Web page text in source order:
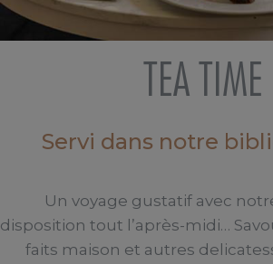
TEA TIME
Servi dans notre
Un voyage gustatif avec
disposition tout l’après-midi…
faits maison et autres